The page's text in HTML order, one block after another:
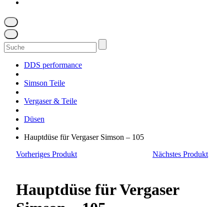
Suchen
nach:
DDS performance
Simson Teile
Vergaser & Teile
Düsen
Hauptdüse für Vergaser Simson – 105
Vorheriges Produkt
Nächstes Produkt
Hauptdüse für Vergaser